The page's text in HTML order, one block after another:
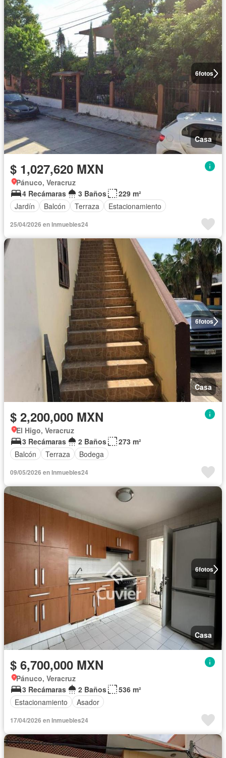
6fotos
Casa
$ 1,027,620 MXN
Pánuco, Veracruz
4 Recámaras
3 Baños
229 m²
Jardín
Balcón Terraza Estacionamiento
25/04/2026 en Inmuebles24
6fotos
Casa
$ 2,200,000 MXN
El Higo, Veracruz
3 Recámaras
2 Baños
273 m²
Balcón
Terraza Bodega
09/05/2026 en Inmuebles24
6fotos
Casa
$ 6,700,000 MXN
Pánuco, Veracruz
3 Recámaras
2 Baños
536 m²
Estacionamiento
Asador
17/04/2026 en Inmuebles24